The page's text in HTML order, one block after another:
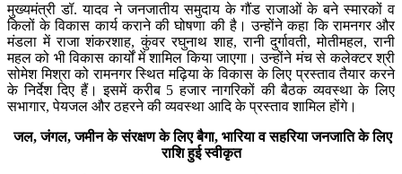
मुख्यमंत्री डॉ. यादव ने जनजातीय समुदाय के गौंड राजाओं के बने स्मारकों व
किलों के विकास कार्य कराने की घोषणा की है। उन्होंने कहा कि रामनगर और
मंडला में राजा शंकरशाह, कुंवर रघुनाथ शाह, रानी दुर्गावती, मोतीमहल, रानी
महल को भी विकास कार्यों में शामिल किया जाएगा। उन्होंने मंच से कलेक्टर श्री
सोमेश मिश्रा को रामनगर स्थित मढ़िया के विकास के लिए प्रस्ताव तैयार करने
के निर्देश दिए हैं। इसमें करीब 5 हजार नागरिकों की बैठक व्यवस्था के लिए
सभागार, पेयजल और ठहरने की व्यवस्था आदि के प्रस्ताव शामिल होंगे।
जल, जंगल, जमीन के संरक्षण के लिए बैगा, भारिया व सहरिया जनजाति के लिए
राशि हुई स्वीकृत